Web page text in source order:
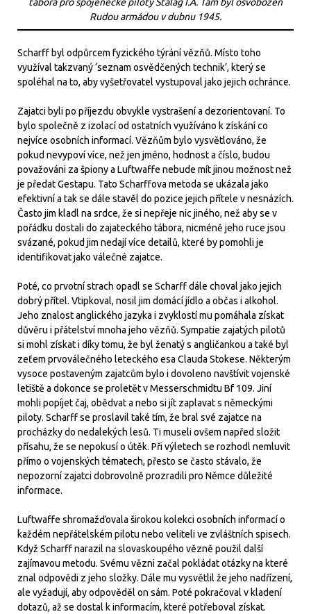
tábora pro spojenecké piloty Stalag I.A. Tam byl osvobozen
Rudou armádou v dubnu 1945.
Scharff byl odpůrcem fyzického týrání vězňů. Místo toho
využíval takzvaný ‘seznam osvědčených technik’, který se
spoléhal na to, aby vyšetřovatel vystupoval jako jejich ochránce.
Zajatci byli po příjezdu obvykle vystrašení a dezorientovaní. To
bylo společně z izolací od ostatních využíváno k získání co
nejvíce osobních informací. Vězňům bylo vysvětlováno, že
pokud nevypoví více, než jen jméno, hodnost a číslo, budou
považováni za špiony a Luftwaffe nebude mít jinou možnost než
je předat Gestapu. Tato Scharffova metoda se ukázala jako
efektivní a tak se dále stavěl do pozice jejich přítele v nesnázích.
Často jim kladl na srdce, že si nepřeje nic jiného, než aby se v
pořádku dostali do zajateckého tábora, nicméně jeho ruce jsou
svázané, pokud jim nedají více detailů, které by pomohli je
identifikovat jako válečné zajatce.
Poté, co prvotní strach opadl se Scharff dále choval jako jejich
dobrý přítel. Vtipkoval, nosil jim domácí jídlo a občas i alkohol.
Jeho znalost anglického jazyka i zvyklostí mu pomáhala získat
důvěru i přátelství mnoha jeho vězňů. Sympatie zajatých pilotů
si mohl získat i díky tomu, že byl ženatý s angličankou a také byl
zeťem prvoválečného leteckého esa Clauda Stokese. Některým
vysoce postaveným zajatcům bylo i dovoleno navštívit vojenské
letiště a dokonce se proletět v Messerschmidtu Bf 109. Jiní
mohli popíjet čaj, obědvat a nebo si jít zaplavat s německými
piloty. Scharff se proslavil také tím, že bral své zajatce na
procházky do nedalekých lesů. Ti museli ovšem napřed složit
přísahu, že se nepokusí o útěk. Při výletech se rozhodl nemluvit
přímo o vojenských tématech, přesto se často stávalo, že
nepozorní zajatci dobrovolně prozradili pro Němce důležité
informace.
Luftwaffe shromažďovala širokou kolekci osobních informací o
každém nepřátelském pilotu nebo veliteli ve zvláštních spisech.
Když Scharff narazil na slovaskoupého vězně použil další
zajímavou metodu. Svému vězni začal pokládat otázky na které
znal odpovědi z jeho složky. Dále mu vysvětlil že jeho nadřízení,
ale vyžadují, aby odpověděl on sám. Poté pokračoval v kladení
dotazů, až se dostal k informacím, které potřeboval získat.